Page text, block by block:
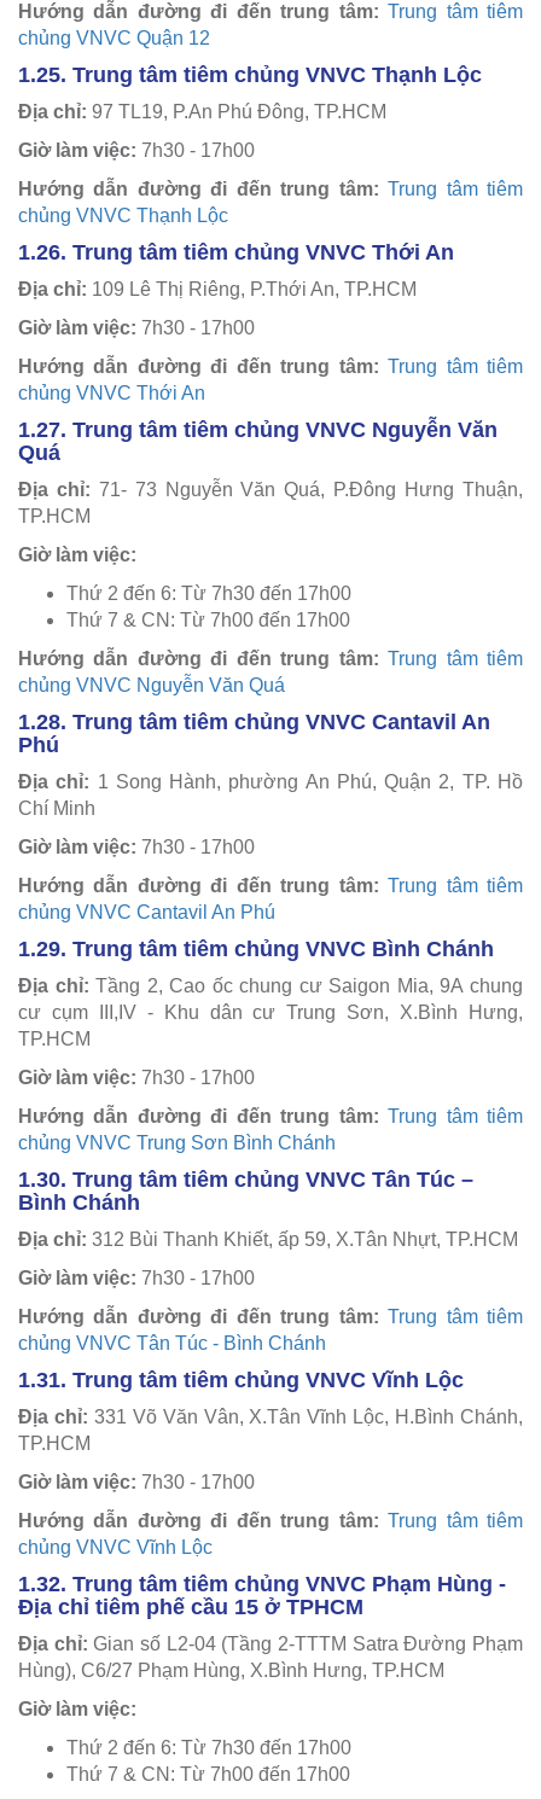
Hướng dẫn đường đi đến trung tâm:Trung tâm tiêm
chủng VNVC Quận 12
1.25. Trung tâm tiêm chủng VNVC Thạnh Lộc
Địa chỉ: 97 TL19, P.An Phú Đông, TP.HCM
Giờ làm việc: 7h30 - 17h00
Hướng dẫn đường đi đến trung tâm:Trung tâm tiêm
chủng VNVC Thạnh Lộc
1.26. Trung tâm tiêm chủng VNVC Thới An
Địa chỉ: 109 Lê Thị Riêng, P.Thới An, TP.HCM
Giờ làm việc: 7h30 - 17h00
Hướng dẫn đường đi đến trung tâm:Trung tâm tiêm
chủng VNVC Thới An
1.27. Trung tâm tiêm chủng VNVC Nguyễn Văn
Quá
Địa chỉ: 71- 73 Nguyễn Văn Quá, P.Đông Hưng Thuận,
TP.HCM
Giờ làm việc:
Thứ 2 đến 6: Từ 7h30 đến 17h00
Thứ 7 & CN: Từ 7h00 đến 17h00
Hướng dẫn đường đi đến trung tâm:Trung tâm tiêm
chủng VNVC Nguyễn Văn Quá
1.28. Trung tâm tiêm chủng VNVC Cantavil An
Phú
Địa chỉ: 1 Song Hành, phường An Phú, Quận 2, TP. Hồ
Chí Minh
Giờ làm việc: 7h30 - 17h00
Hướng dẫn đường đi đến trung tâm:Trung tâm tiêm
chủng VNVC Cantavil An Phú
1.29. Trung tâm tiêm chủng VNVC Bình Chánh
Địa chỉ:Tầng 2, Cao ốc chung cư Saigon Mia, 9A chung
cư cụm III,IV - Khu dân cư Trung Sơn, X.Bình Hưng,
TP.HCM
Giờ làm việc: 7h30 - 17h00
Hướng dẫn đường đi đến trung tâm:Trung tâm tiêm
chủng VNVC Trung Sơn Bình Chánh
1.30. Trung tâm tiêm chủng VNVC Tân Túc –
Bình Chánh
Địa chỉ: 312 Bùi Thanh Khiết, ấp 59, X.Tân Nhựt, TP.HCM
Giờ làm việc: 7h30 - 17h00
Hướng dẫn đường đi đến trung tâm:Trung tâm tiêm
chủng VNVC Tân Túc - Bình Chánh
1.31. Trung tâm tiêm chủng VNVC Vĩnh Lộc
Địa chỉ: 331 Võ Văn Vân, X.Tân Vĩnh Lộc, H.Bình Chánh,
TP.HCM
Giờ làm việc: 7h30 - 17h00
Hướng dẫn đường đi đến trung tâm:Trung tâm tiêm
chủng VNVC Vĩnh Lộc
1.32. Trung tâm tiêm chủng VNVC Phạm Hùng -
Địa chỉ tiêm phế cầu 15 ở TPHCM
Địa chỉ: Gian số L2-04 (Tầng 2-TTTM Satra Đường Phạm
Hùng), C6/27 Phạm Hùng, X.Bình Hưng, TP.HCM
Giờ làm việc:
Thứ 2 đến 6: Từ 7h30 đến 17h00
Thứ 7 & CN: Từ 7h00 đến 17h00